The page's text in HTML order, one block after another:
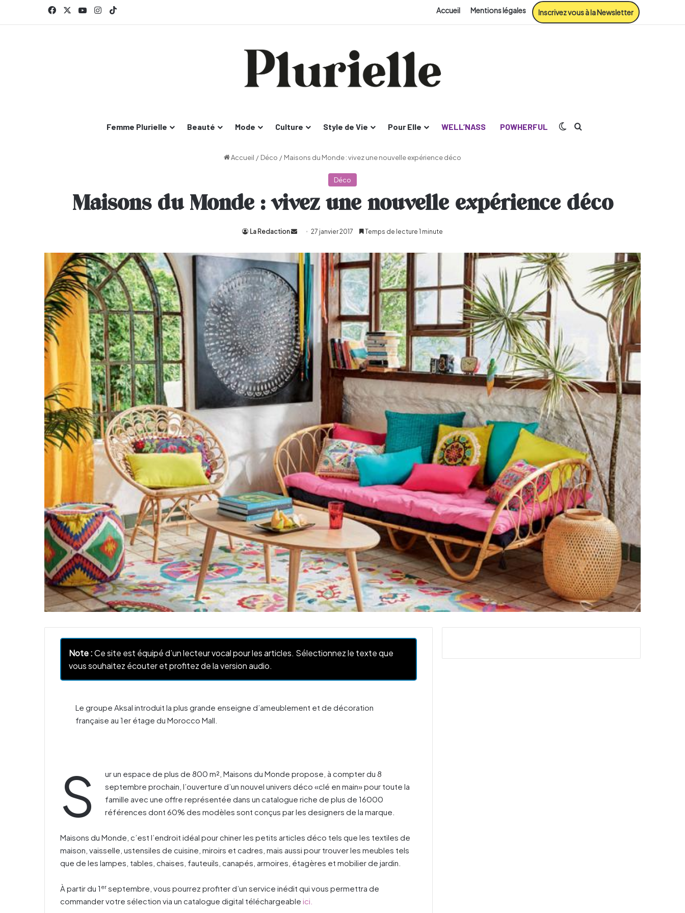
FacebookYouTubeInstagram Accueil Mentions légales Inscrivez vous à la Newsletter
Femme Plurielle Beauté Mode Culture Style de Vie Pour Elle WELL’NASS POWHERFUL Switch skin
Accueil / Déco / Maisons du Monde : vivez une nouvelle expérience déco
Déco
Maisons du Monde : vivez une nouvelle expérience déco
La Redaction
Envoyer
courriel
27 janvier 2017 Temps de lecture 1 minute
Note :Ce site est équipé d’un lecteur vocal pour les articles. Sélectionnez le texte que
vous souhaitez écouter et profitez de la version audio.
Le groupe Aksal introduit la plus grande enseigne d’ameublement et de décoration
française au 1er étage du Morocco Mall.
S
ur un espace de plus de 800 m², Maisons du Monde propose, à compter du 8
septembre prochain, l’ouverture d’un nouvel univers déco «clé en main» pour toute la
famille avec une offre représentée dans un catalogue riche de plus de 16000
références dont 60% des modèles sont conçus par les designers de la marque.
Maisons du Monde, c’est l’endroit idéal pour chiner les petits articles déco tels que les textiles de
maison, vaisselle, ustensiles de cuisine, miroirs et cadres, mais aussi pour trouver les meubles tels
que de les lampes, tables, chaises, fauteuils, canapés, armoires, étagères et mobilier de jardin.
À partir du 1 er septembre, vous pourrez profiter d’un service inédit qui vous permettra de
commander votre sélection via un catalogue digital téléchargeable ici.